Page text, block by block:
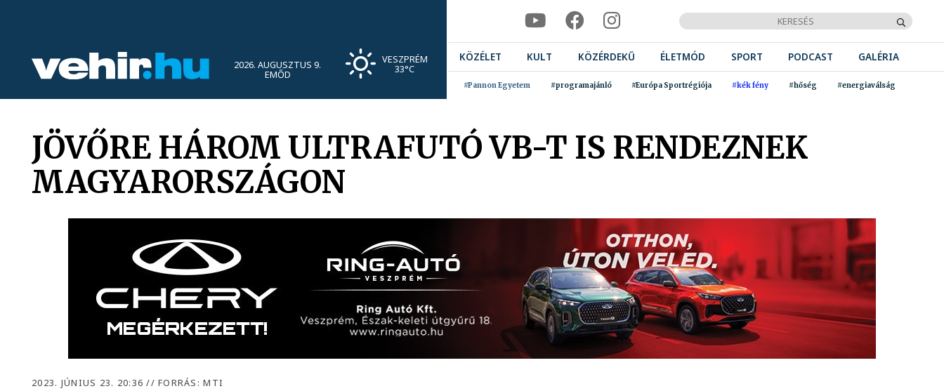
2026. AUGUSZTUS 9.
EMŐD
VESZPRÉM
33°C
KÖZÉLET KULT KÖZÉRDEKŰ ÉLETMÓD SPORT PODCAST GALÉRIA
#Pannon Egyetem #programajánló #Európa Sportrégiója #kék fény #hőség #energiaválság
JÖVŐRE HÁROM ULTRAFUTÓ VB-T IS RENDEZNEK
MAGYARORSZÁGON
2023. JÚNIUS 23. 20:36// FORRÁS: MTI